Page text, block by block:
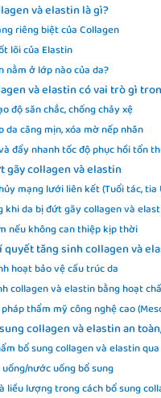
và elastin là gì?
riêng biệt của Collagen
lõi của Elastin
nằm ở lớp nào của da?
và elastin có vai trò gì
độ săn chắc, chống chảy xệ
da căng mịn, xóa mờ nếp nhăn
đẩy nhanh tốc độ phục hồi tổn
gãy collagen và elastin
mạng lưới liên kết (Tuổi tác, tia
khi da bị đứt gãy collagen và
nếu không can thiệp kịp thời
quyết tăng sinh collagen và
hoạt bảo vệ cấu trúc da
collagen và elastin bằng hoạt
thẩm mỹ công nghệ cao
collagen và elastin an
bổ sung collagen và elastin
nước uống bổ sung
liều lượng trong cách bổ sung